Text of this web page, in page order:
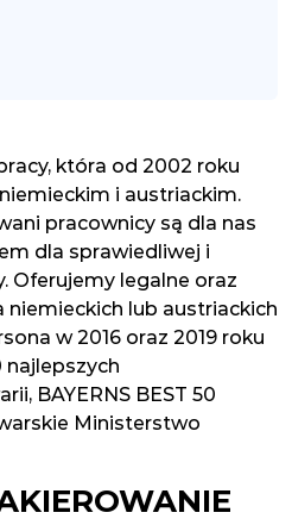
która od 2002 roku
i austriackim.
pracownicy są dla nas
dla sprawiedliwej i
Oferujemy legalne oraz
niemieckich lub austriackich
w 2016 oraz 2019 roku
najlepszych
BAYERNS BEST 50
Ministerstwo